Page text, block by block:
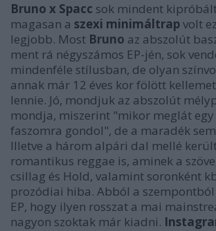
Bruno x Spacc sok mindent
magasan a szexi minimáltrapvolt
legjobb. Most Bruno az abszolút
ment rá négyszámos EP-jén, sok
mindenféle stílusban, de olyan
annak már 12 éves kor fölött
lennie. Jó, mondjuk az abszolút
mondja, miszerint "mikor meglát egy
faszomra gondol", de a maradék
Illetve a három alpári dal mellé
romantikus reggae is, aminek a
csillag és Hold, valamint soronként
prozódiai hiba. Abból a
EP, hogy ilyen rosszat a mai
nagyon szoktak már kiadni.